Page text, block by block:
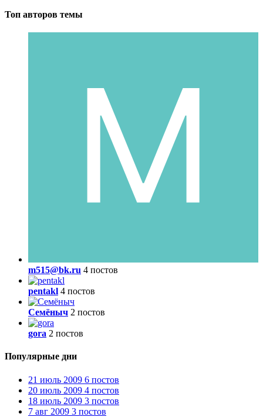
Топ авторов темы
m515@bk.ru 4 постов
pentakl 4 постов
Семёныч 2 постов
gora 2 постов
Популярные дни
21 июль 2009 6 постов
20 июль 2009 4 постов
18 июль 2009 3 постов
7 авг 2009 3 постов